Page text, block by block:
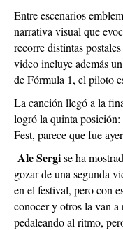
Entre escenarios
narrativa visual que
recorre distintas
video incluye además
de Fórmula 1, el piloto
La canción llegó a la
logró la quinta
Fest, parece que fue
Ale Sergise ha
gozar de una segunda
en el festival, pero con
conocer y otros la van
pedaleando al ritmo,